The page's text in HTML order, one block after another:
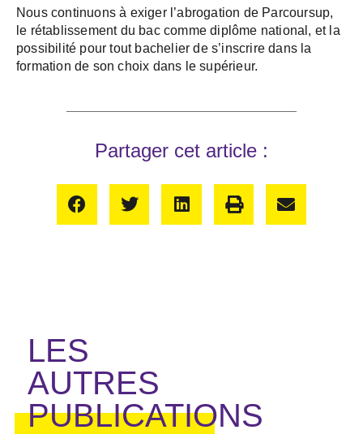
Nous continuons à exiger l’abrogation de Parcoursup,
le rétablissement du bac comme diplôme national, et la
possibilité pour tout bachelier de s’inscrire dans la
formation de son choix dans le supérieur.
Partager cet article :
LES
AUTRES
PUBLICATIONS